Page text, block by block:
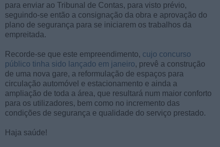
para enviar ao Tribunal de Contas, para visto prévio,
seguindo-se então a consignação da obra e aprovação do
plano de segurança para se iniciarem os trabalhos da
empreitada.
Recorde-se que este empreendimento, cujo concurso
público tinha sido lançado em janeiro, prevê a construção
de uma nova gare, a reformulação de espaços para
circulação automóvel e estacionamento e ainda a
ampliação de toda a área, que resultará num maior conforto
para os utilizadores, bem como no incremento das
condições de segurança e qualidade do serviço prestado.
Haja saúde!